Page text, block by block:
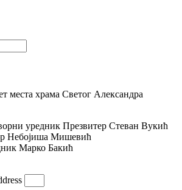
места храма Светог Александра
уредник Презвитер Стеван Вукић
Небојиша Мишевић
Марко Бакић